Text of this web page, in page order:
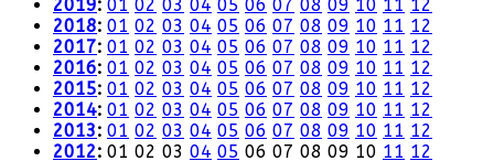
2019: 01 02 03 04 05 06 07 08 09 10 11 12
2018: 01 02 03 04 05 06 07 08 09 10 11 12
2017: 01 02 03 04 05 06 07 08 09 10 11 12
2016: 01 02 03 04 05 06 07 08 09 10 11 12
2015: 01 02 03 04 05 06 07 08 09 10 11 12
2014: 01 02 03 04 05 06 07 08 09 10 11 12
2013: 01 02 03 04 05 06 07 08 09 10 11 12
2012: 01 02 03 04 05 06 07 08 09 10 11 12